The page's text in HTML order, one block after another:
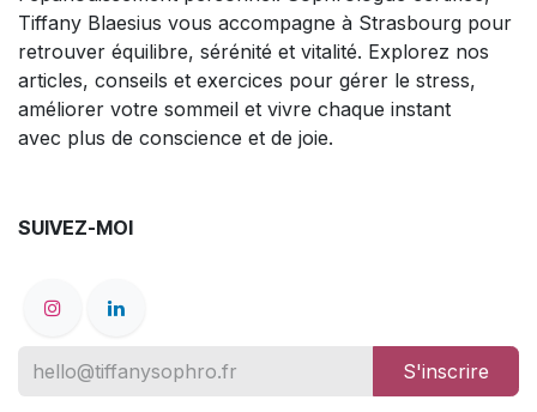
Tiffany Blaesius vous accompagne à Strasbourg pour
retrouver équilibre, sérénité et vitalité. Explorez nos
articles, conseils et exercices pour gérer le stress,
améliorer votre sommeil et vivre chaque instant
avec plus de conscience et de joie.
SUIVEZ-MOI
S'inscrire